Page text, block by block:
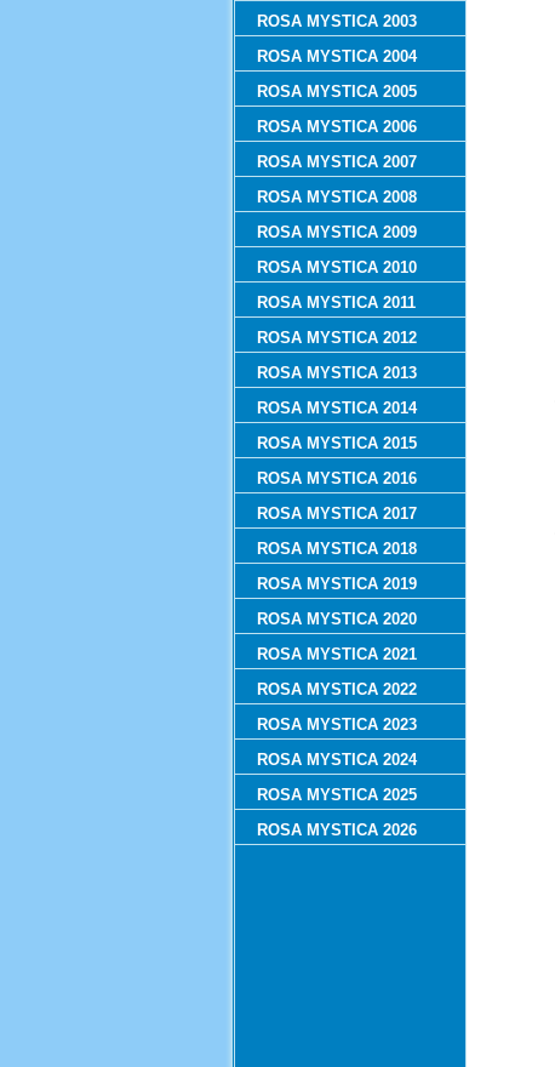
ROSA MYSTICA 2003
ROSA MYSTICA 2004
ROSA MYSTICA 2005
ROSA MYSTICA 2006
ROSA MYSTICA 2007
ROSA MYSTICA 2008
ROSA MYSTICA 2009
ROSA MYSTICA 2010
ROSA MYSTICA 2011
ROSA MYSTICA 2012
ROSA MYSTICA 2013
ROSA MYSTICA 2014
ROSA MYSTICA 2015
ROSA MYSTICA 2016
ROSA MYSTICA 2017
ROSA MYSTICA 2018
ROSA MYSTICA 2019
ROSA MYSTICA 2020
ROSA MYSTICA 2021
ROSA MYSTICA 2022
ROSA MYSTICA 2023
ROSA MYSTICA 2024
ROSA MYSTICA 2025
ROSA MYSTICA 2026